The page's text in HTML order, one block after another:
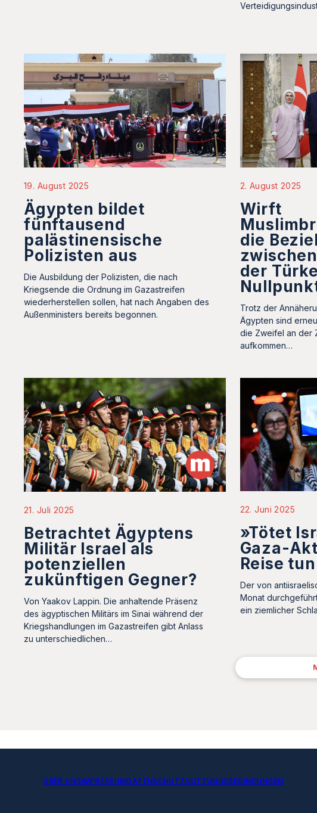
19. August 2025
Ägypten bildet
fünftausend
palästinensische
Polizisten aus
Die Ausbildung der Polizisten, die nach
Kriegsende die Ordnung im Gazastreifen
wiederherstellen sollen, hat nach Angaben des
Außenministers bereits begonnen.
2. August 2025
Wirft
die
der
Trotz der
Ägypten sind
die Zweifel an der
aufkommen…
21. Juli 2025
Betrachtet Ägyptens
Militär Israel als
potenziellen
zukünftigen Gegner?
Von Yaakov Lappin. Die anhaltende Präsenz
des ägyptischen Militärs im Sinai während der
Kriegshandlungen im Gazastreifen gibt Anlass
zu unterschiedlichen…
22. Juni 2025
»Tötet
Gaza-
Reise tun
Der von
Monat
ein ziemlicher
ÜBER UNSIMPRESSUMDATENSCHUTZNUTZUNGSBEDINGUNGEN